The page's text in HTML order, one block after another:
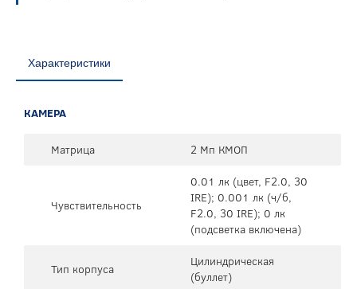
Характеристики
КАМЕРА
Матрица 2 Мп КМОП
Чувствительность
0.01 лк (цвет, F2.0, 30
IRE); 0.001 лк (ч/б,
F2.0, 30 IRE); 0 лк
(подсветка включена)
Тип корпуса
Цилиндрическая
(буллет)